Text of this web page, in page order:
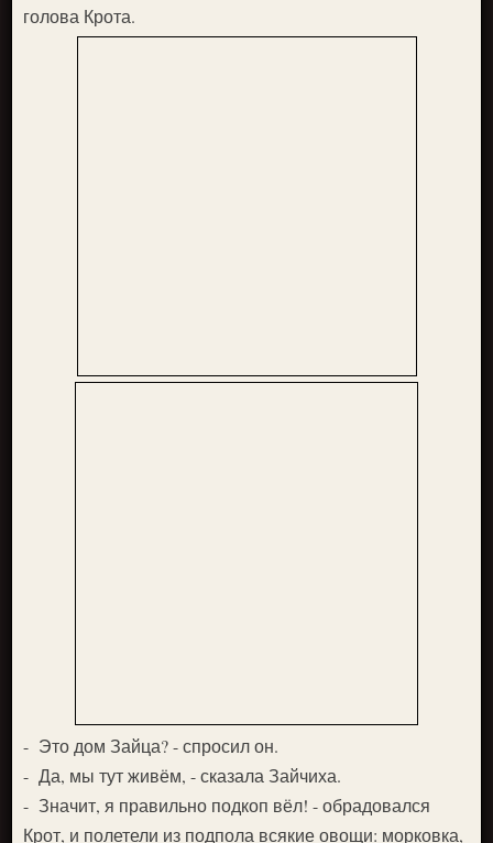
го­лова Крота.
- Это дом Зайца? - спросил он.
- Да, мы тут живём, - сказала Зайчиха.
- Значит, я правильно подкоп вёл! - обрадовался
Крот, и полетели из подпола всякие овощи: морковка,